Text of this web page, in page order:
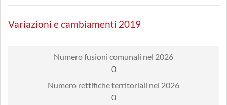
Variazioni e cambiamenti 2019
Numero fusioni comunali nel 2026
0
Numero rettifiche territoriali nel 2026
0